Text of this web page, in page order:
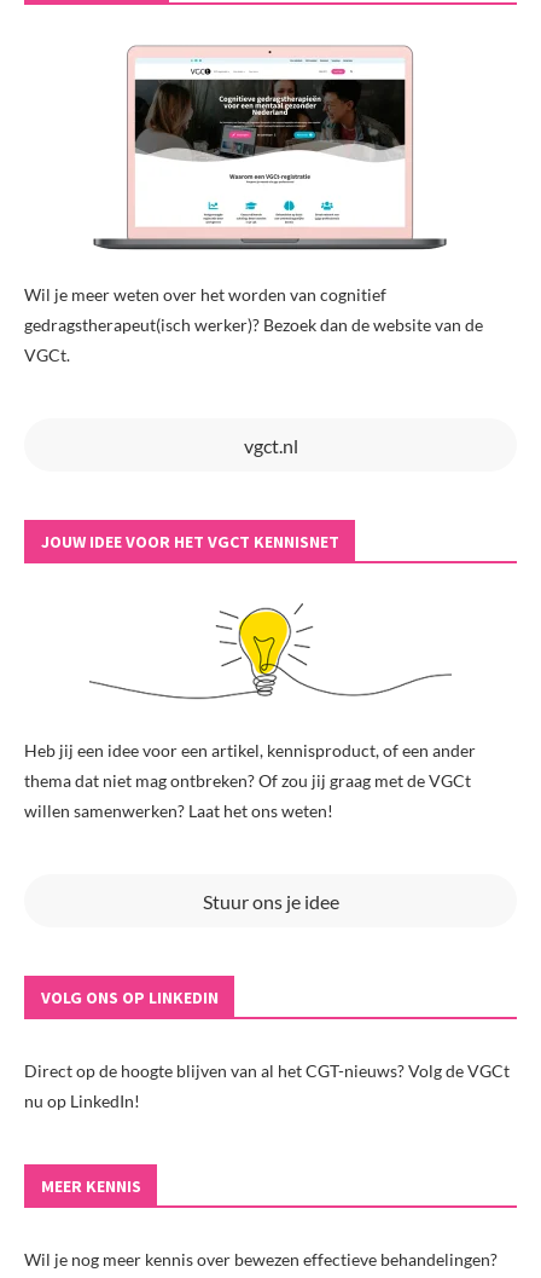
Wil je meer weten over het worden van cognitief
gedragstherapeut(isch werker)? Bezoek dan de website van de
VGCt.
vgct.nl
JOUW IDEE VOOR HET VGCT KENNISNET
Heb jij een idee voor een artikel, kennisproduct, of een ander
thema dat niet mag ontbreken? Of zou jij graag met de VGCt
willen samenwerken? Laat het ons weten!
Stuur ons je idee
VOLG ONS OP LINKEDIN
Direct op de hoogte blijven van al het CGT-nieuws? Volg de VGCt
nu op LinkedIn!
MEER KENNIS
Wil je nog meer kennis over bewezen effectieve behandelingen?